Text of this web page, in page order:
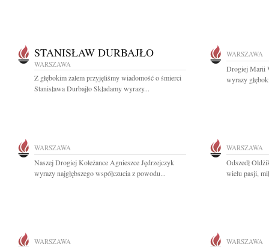
STANISŁAW DURBAJŁO
WARSZAWA
Z głębokim żalem przyjęliśmy wiadomość o śmierci
Stanisława Durbajło Składamy wyrazy...
WARSZAWA
Drogiej Marii
wyrazy
WARSZAWA
Naszej Drogiej Koleżance Agnieszce Jędrzejczyk
wyrazy najgłębszego współczucia z powodu...
WARSZAWA
Odszedł
wielu pasji,
WARSZAWA WARSZAWA